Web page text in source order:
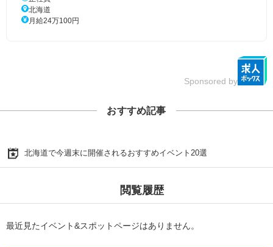
北海道
月給24万100円
Sponsored by
おすすめ記事
北海道で今週末に開催されるおすすめイベント20選
閲覧履歴
最近見たイベント&スポットページはありません。